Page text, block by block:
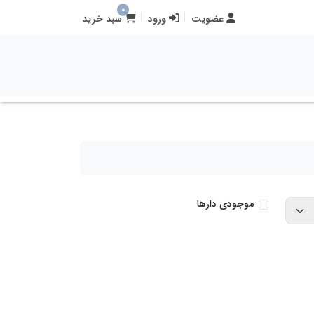
عضویت ورود
0
سبد خرید
موجودی دارها